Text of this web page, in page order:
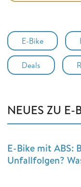
E-Bike
Deals
NEUES ZU E-
E-Bike mit ABS:
Unfallfolgen?